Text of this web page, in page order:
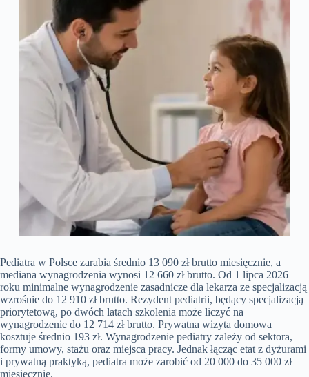
Pediatra w Polsce zarabia średnio 13 090 zł brutto miesięcznie, a
mediana wynagrodzenia wynosi 12 660 zł brutto. Od 1 lipca 2026
roku minimalne wynagrodzenie zasadnicze dla lekarza ze specjalizacją
wzrośnie do 12 910 zł brutto. Rezydent pediatrii, będący specjalizacją
priorytetową, po dwóch latach szkolenia może liczyć na
wynagrodzenie do 12 714 zł brutto. Prywatna wizyta domowa
kosztuje średnio 193 zł. Wynagrodzenie pediatry zależy od sektora,
formy umowy, stażu oraz miejsca pracy. Jednak łącząc etat z dyżurami
i prywatną praktyką, pediatra może zarobić od 20 000 do 35 000 zł
miesięcznie.